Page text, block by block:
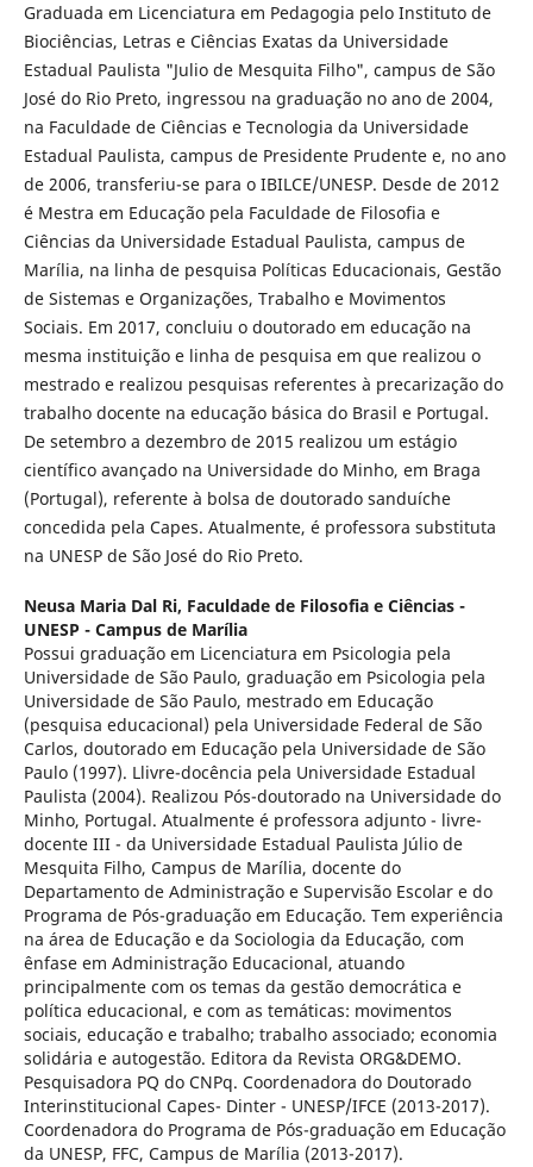
Graduada em Licenciatura em Pedagogia pelo Instituto de
Biociências, Letras e Ciências Exatas da Universidade
Estadual Paulista "Julio de Mesquita Filho", campus de São
José do Rio Preto, ingressou na graduação no ano de 2004,
na Faculdade de Ciências e Tecnologia da Universidade
Estadual Paulista, campus de Presidente Prudente e, no ano
de 2006, transferiu-se para o IBILCE/UNESP. Desde de 2012
é Mestra em Educação pela Faculdade de Filosofia e
Ciências da Universidade Estadual Paulista, campus de
Marília, na linha de pesquisa Políticas Educacionais, Gestão
de Sistemas e Organizações, Trabalho e Movimentos
Sociais. Em 2017, concluiu o doutorado em educação na
mesma instituição e linha de pesquisa em que realizou o
mestrado e realizou pesquisas referentes à precarização do
trabalho docente na educação básica do Brasil e Portugal.
De setembro a dezembro de 2015 realizou um estágio
científico avançado na Universidade do Minho, em Braga
(Portugal), referente à bolsa de doutorado sanduíche
concedida pela Capes. Atualmente, é professora substituta
na UNESP de São José do Rio Preto.
Neusa Maria Dal Ri, Faculdade de Filosofia e Ciências -
UNESP - Campus de Marília
Possui graduação em Licenciatura em Psicologia pela
Universidade de São Paulo, graduação em Psicologia pela
Universidade de São Paulo, mestrado em Educação
(pesquisa educacional) pela Universidade Federal de São
Carlos, doutorado em Educação pela Universidade de São
Paulo (1997). Llivre-docência pela Universidade Estadual
Paulista (2004). Realizou Pós-doutorado na Universidade do
Minho, Portugal. Atualmente é professora adjunto - livre-
docente III - da Universidade Estadual Paulista Júlio de
Mesquita Filho, Campus de Marília, docente do
Departamento de Administração e Supervisão Escolar e do
Programa de Pós-graduação em Educação. Tem experiência
na área de Educação e da Sociologia da Educação, com
ênfase em Administração Educacional, atuando
principalmente com os temas da gestão democrática e
política educacional, e com as temáticas: movimentos
sociais, educação e trabalho; trabalho associado; economia
solidária e autogestão. Editora da Revista ORG&DEMO.
Pesquisadora PQ do CNPq. Coordenadora do Doutorado
Interinstitucional Capes- Dinter - UNESP/IFCE (2013-2017).
Coordenadora do Programa de Pós-graduação em Educação
da UNESP, FFC, Campus de Marília (2013-2017).